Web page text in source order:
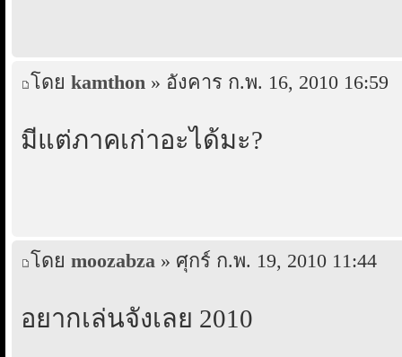
โดย kamthon » อังคาร ก.พ. 16, 2010 16:59
มีแต่ภาคเก่าอะได้มะ?
โดย moozabza » ศุกร์ ก.พ. 19, 2010 11:44
อยากเล่นจังเลย 2010